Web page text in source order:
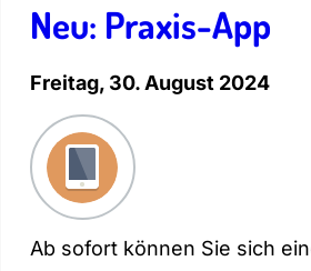
Neu: Praxis-App
Freitag, 30. August 2024
Ab sofort können Sie sich